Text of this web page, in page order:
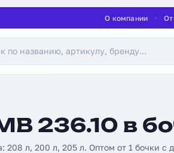
О компании
236.10 в
208 л, 200 л, 205 л. Оптом от 1 бочки с